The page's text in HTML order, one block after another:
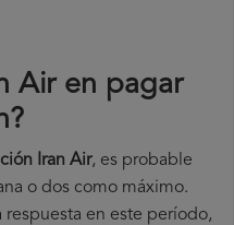
Air en pagar
Iran Air, es probable
o dos como máximo.
respuesta en este período,